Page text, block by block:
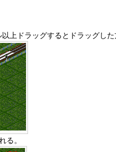
上ドラッグするとドラッグし
る。